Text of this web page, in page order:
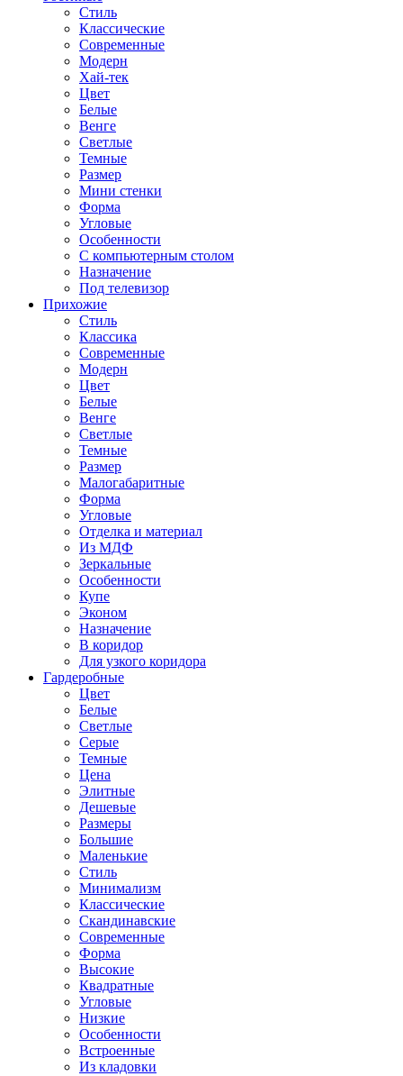
Стиль
Классические
Современные
Модерн
Хай-тек
Цвет
Белые
Венге
Светлые
Темные
Размер
Мини стенки
Форма
Угловые
Особенности
С компьютерным столом
Назначение
Под телевизор
Прихожие
Стиль
Классика
Современные
Модерн
Цвет
Белые
Венге
Светлые
Темные
Размер
Малогабаритные
Форма
Угловые
Отделка и материал
Из МДФ
Зеркальные
Особенности
Купе
Эконом
Назначение
В коридор
Для узкого коридора
Гардеробные
Цвет
Белые
Светлые
Серые
Темные
Цена
Элитные
Дешевые
Размеры
Большие
Маленькие
Стиль
Минимализм
Классические
Скандинавские
Современные
Форма
Высокие
Квадратные
Угловые
Низкие
Особенности
Встроенные
Из кладовки